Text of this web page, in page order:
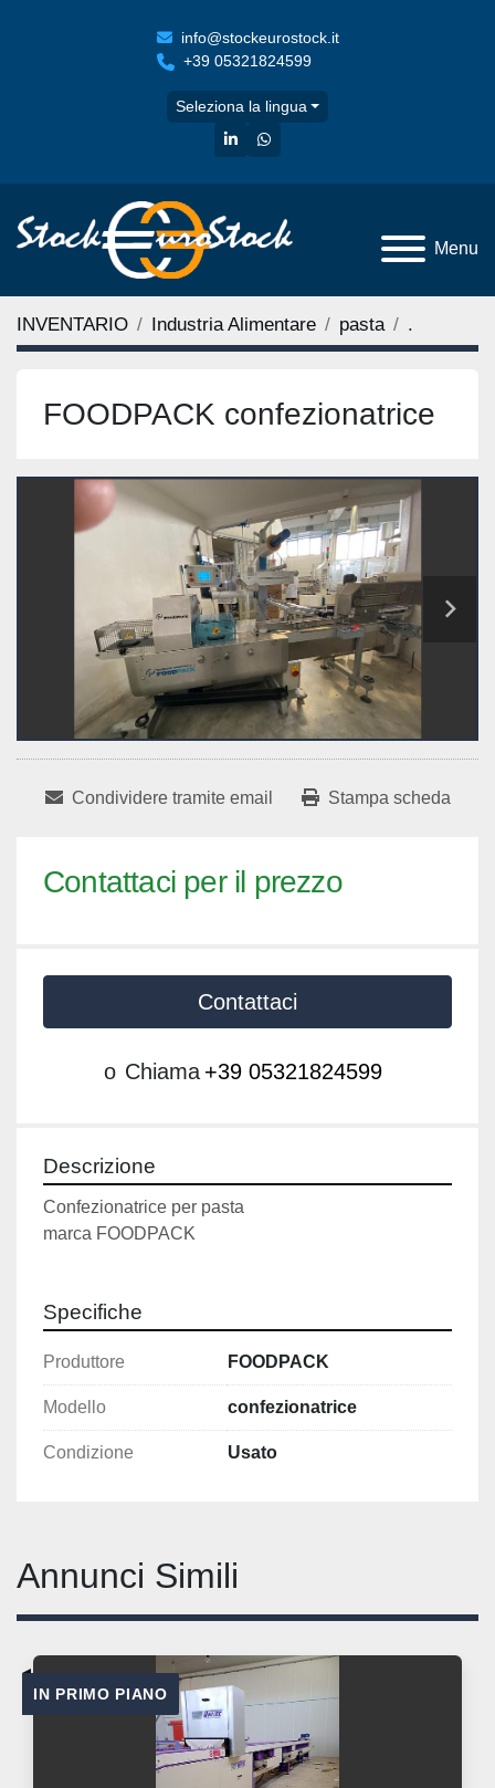
info@stockeurostock.it
+39 05321824599
Seleziona la lingua
linkedinwhatsapp
Menu
INVENTARIO Industria Alimentare pasta .
FOODPACK confezionatrice
Condividere tramite email Stampa scheda
Contattaci per il prezzo
Contattaci
o Chiama +39 05321824599
Descrizione
Confezionatrice per pasta
marca FOODPACK
Specifiche
Produttore FOODPACK
Modello confezionatrice
Condizione Usato
Annunci Simili
IN PRIMO PIANO